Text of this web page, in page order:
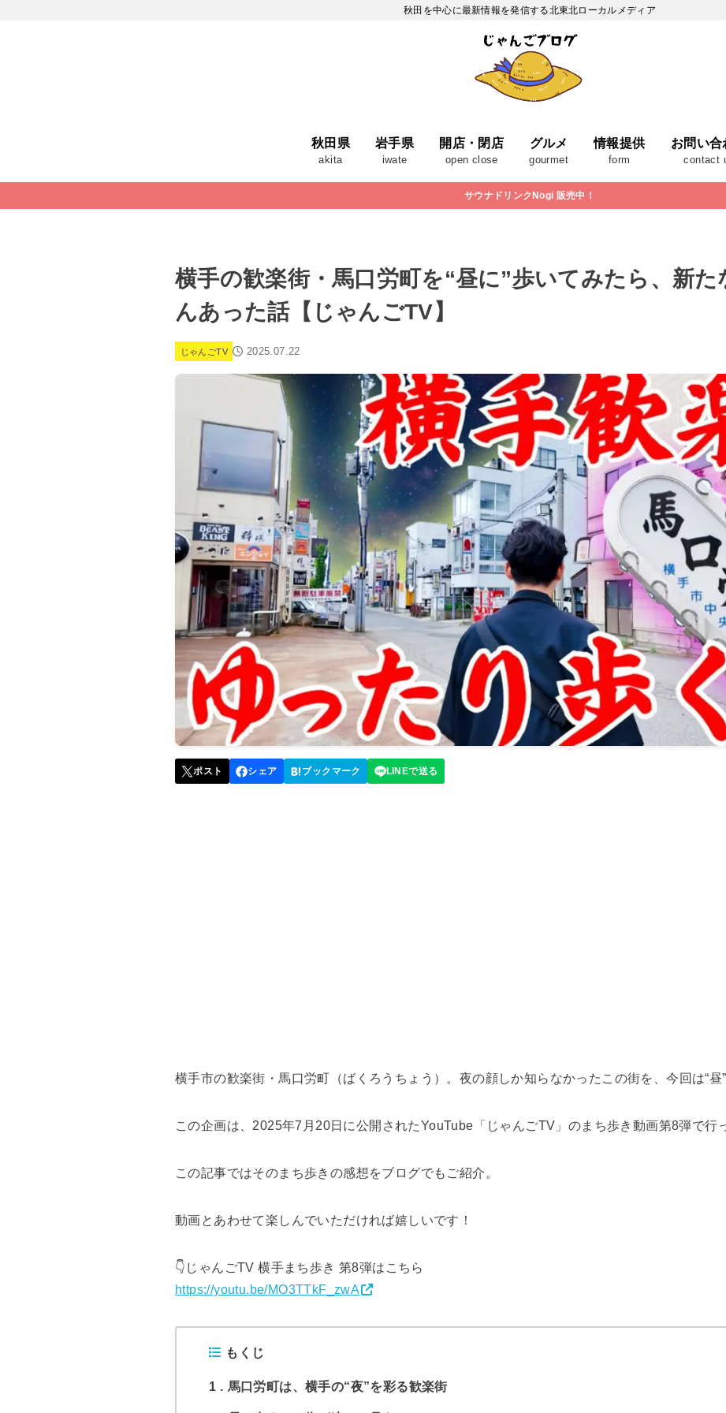
秋田を中心に最新情報を発信する北東北ローカルメディア
秋田県
akita
岩手県
iwate
開店・閉店
open close
グルメ
gourmet
情報提供
form
お問い合
contact
サウナドリンクNogi 販売中！
横手の歓楽街・馬口労町を“昼に”歩いてみたら、新た
んあった話【じゃんごTV】
じゃんごTV 2025.07.22
横手市の歓楽街・馬口労町（ばくろうちょう）。夜の顔しか知らなかったこの街を、今回は“昼
この企画は、2025年7月20日に公開されたYouTube「じゃんごTV」のまち歩き動画第8弾で行
この記事ではそのまち歩きの感想をブログでもご紹介。
動画とあわせて楽しんでいただければ嬉しいです！
👇じゃんごTV 横手まち歩き 第8弾はこちら
https://youtu.be/MO3TTkF_zwA
もくじ
1 馬口労町は、横手の“夜”を彩る歓楽街